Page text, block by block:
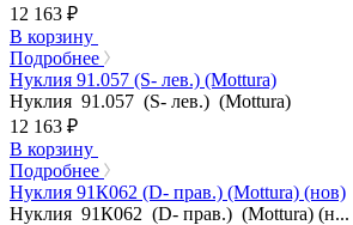
12 163 ₽
В корзину
Подробнее
Нуклия 91.057 (S- лев.) (Mottura)
Нуклия 91.057 (S- лев.) (Mottura)
12 163 ₽
В корзину
Подробнее
Нуклия 91К062 (D- прав.) (Mottura) (нов)
Нуклия 91К062 (D- прав.) (Mottura) (н...